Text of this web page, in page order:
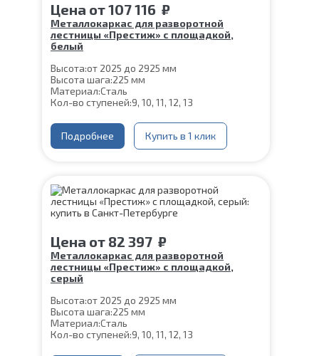
Цена от107 116 ₽
Металлокаркас для разворотной
лестницы «Престиж» с площадкой,
белый
Высота:от 2025 до 2925 мм
Высота шага:225 мм
Материал:Сталь
Кол-во ступеней:9, 10, 11, 12, 13
Подробнее Купить в 1 клик
Цена от 82 397 ₽
Металлокаркас для разворотной
лестницы «Престиж» с площадкой,
серый
Высота:от 2025 до 2925 мм
Высота шага:225 мм
Материал:Сталь
Кол-во ступеней:9, 10, 11, 12, 13